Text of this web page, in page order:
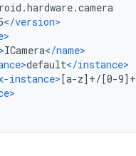
</version>
ICamera</name>
default</instance>
instance>[a-z]+/[0-9]+